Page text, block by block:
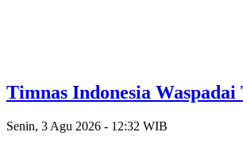
Timnas Indonesia
Senin, 3 Agu 2026 - 12:32 WIB